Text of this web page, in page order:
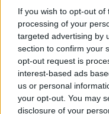
If you wish to opt-out
processing of your
targeted advertising by
section to confirm your
opt-out request is
interest-based ads
us or personal
your opt-out. You may
disclosure of your